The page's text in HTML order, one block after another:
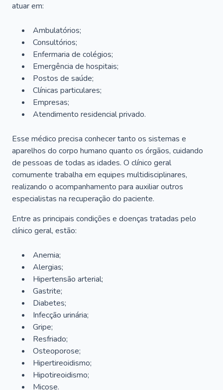
atuar em:
Ambulatórios;
Consultórios;
Enfermaria de colégios;
Emergência de hospitais;
Postos de saúde;
Clínicas particulares;
Empresas;
Atendimento residencial privado.
Esse médico precisa conhecer tanto os sistemas e
aparelhos do corpo humano quanto os órgãos, cuidando
de pessoas de todas as idades. O clínico geral
comumente trabalha em equipes multidisciplinares,
realizando o acompanhamento para auxiliar outros
especialistas na recuperação do paciente.
Entre as principais condições e doenças tratadas pelo
clínico geral, estão:
Anemia;
Alergias;
Hipertensão arterial;
Gastrite;
Diabetes;
Infecção urinária;
Gripe;
Resfriado;
Osteoporose;
Hipertireoidismo;
Hipotireoidismo;
Micose.